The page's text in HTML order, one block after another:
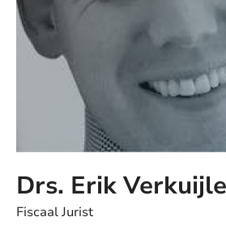
Drs. Erik
Fiscaal Jurist